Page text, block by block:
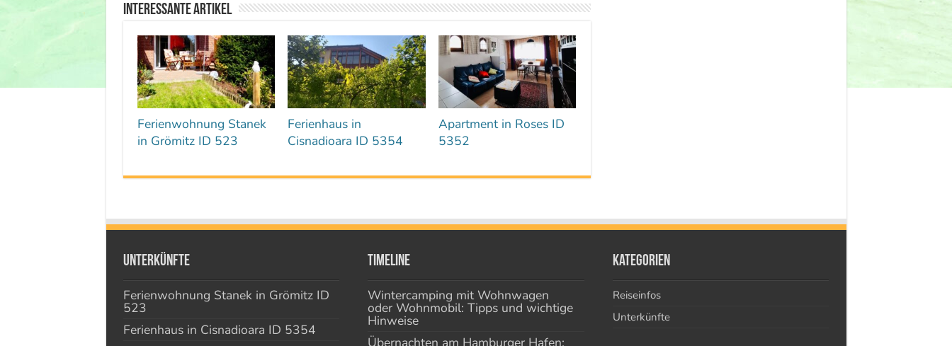
Interessante Artikel
Ferienwohnung Stanek
in Grömitz ID 523
Ferienhaus in
Cisnadioara ID 5354
Apartment in Roses ID
5352
Unterkünfte
Ferienwohnung Stanek in Grömitz ID
523
Ferienhaus in Cisnadioara ID 5354
Timeline
Wintercamping mit Wohnwagen
oder Wohnmobil: Tipps und wichtige
Hinweise
Kategorien
Reiseinfos
Unterkünfte